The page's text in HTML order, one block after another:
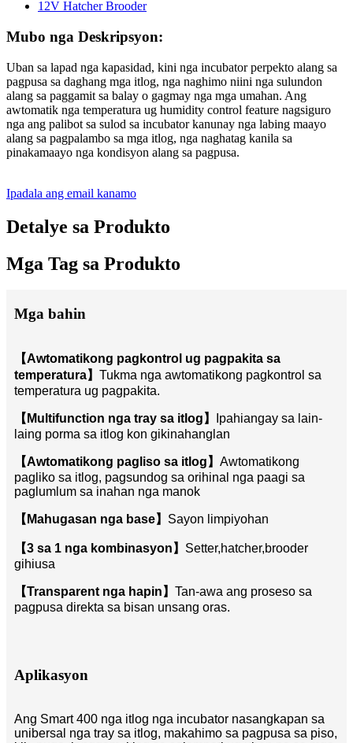
Mubo nga Deskripsyon:
Uban sa lapad nga kapasidad, kini nga incubator perpekto alang sa
pagpusa sa daghang mga itlog, nga naghimo niini nga sulundon
alang sa paggamit sa balay o gagmay nga mga umahan. Ang
awtomatik nga temperatura ug humidity control feature nagsiguro
nga ang palibot sa sulod sa incubator kanunay nga labing maayo
alang sa pagpalambo sa mga itlog, nga naghatag kanila sa
pinakamaayo nga kondisyon alang sa pagpusa.
Ipadala ang email kanamo
Detalye sa Produkto
Mga Tag sa Produkto
Mga bahin
【Awtomatikong pagkontrol ug pagpakita sa
temperatura】 Tukma nga awtomatikong pagkontrol sa
temperatura ug pagpakita.
【Multifunction nga tray sa itlog】
Ipahiangay sa lain-
laing porma sa itlog kon gikinahanglan
【Awtomatikong pagliso sa itlog】 Awtomatikong
pagliko sa itlog, pagsundog sa orihinal nga paagi sa
paglumlum sa inahan nga manok
【Mahugasan nga base】 Sayon limpiyohan
【3 sa 1 nga kombinasyon】 Setter,hatcher,brooder
gihiusa
【Transparent nga hapin】 Tan-awa ang proseso sa
pagpusa direkta sa bisan unsang oras.
Aplikasyon
Ang Smart 400 nga itlog nga incubator nasangkapan sa
unibersal nga tray sa itlog, makahimo sa pagpusa sa piso,